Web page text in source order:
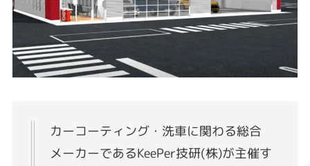
カーコーティング・洗車に関わる総合
メーカーであるKeePer技研(株)が主催す